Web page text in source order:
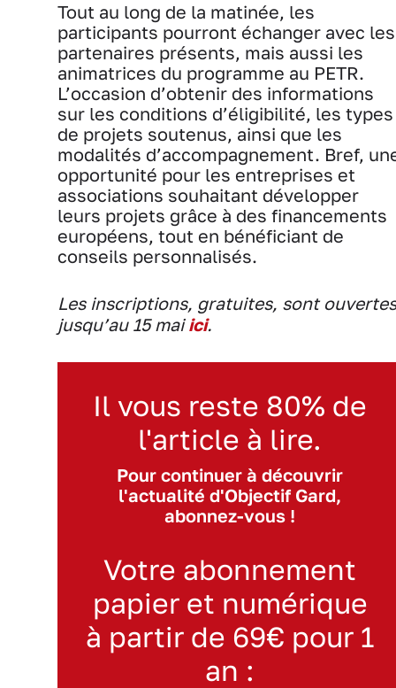
Tout au long de la matinée, les
participants pourront échanger avec les
partenaires présents, mais aussi les
animatrices du programme au PETR.
L’occasion d’obtenir des informations
sur les conditions d’éligibilité, les types
de projets soutenus, ainsi que les
modalités d’accompagnement. Bref,
opportunité pour les entreprises et
associations souhaitant développer
leurs projets grâce à des financements
européens, tout en bénéficiant de
conseils personnalisés.
Les inscriptions, gratuites, sont ouvertes
jusqu’au 15 maiici.
Il vous reste 80% de
l'article à lire.
Pour continuer à découvrir
l'actualité d'Objectif Gard,
abonnez-vous !
Votre abonnement
papier et numérique
à partir de 69€ pour 1
an :